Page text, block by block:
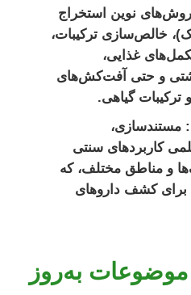
روش‌های نوین استخراج
خالص‌سازی ترکیبات،
غذایی،
و حتی آفت‌کش‌های
ترکیبات گیاهی.
مستندسازی،
کاربردهای سنتی
و مناطق مختلف، که
برای کشف داروهای
موضوعات به‌روز